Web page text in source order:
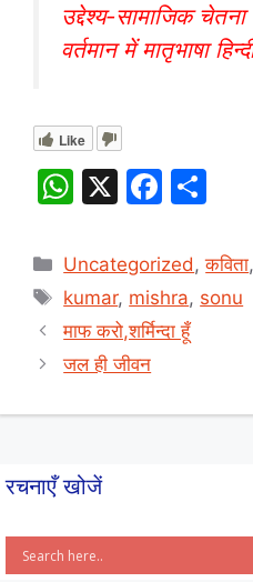
उद्देश्य-सामाजिक
वर्तमान में मातृभाषा
Like
W
at
s
A
p
X
F
c
e
b
ar
e
Categories
Uncategorized,कविता
Tags
kumar, mishra, sonu
माफ करो,शर्मिन्दा हूँ
जल ही जीवन
रचनाएँ खोजें